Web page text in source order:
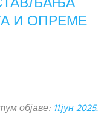
И ОПРЕМЕ
објаве:11.јун 2025.